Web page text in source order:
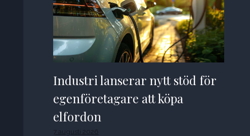
Industri lanserar nytt stöd för
egenföretagare att köpa
elfordon
7 augusti 2026